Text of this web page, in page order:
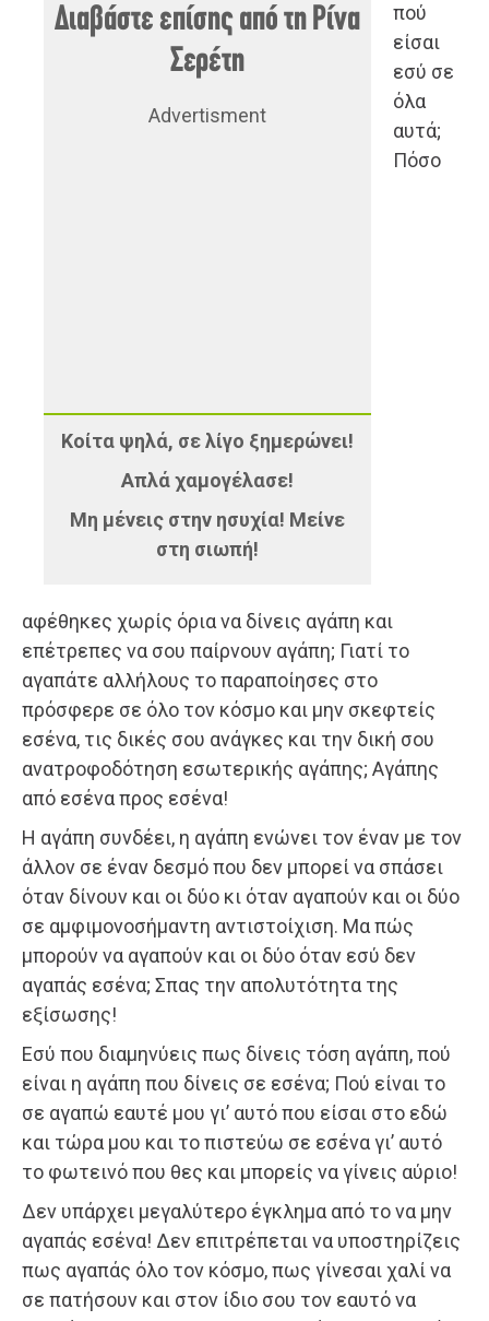
Διαβάστε επίσης από τη Ρίνα
Σερέτη
Advertisment
Κοίτα ψηλά, σε λίγο ξημερώνει!
Απλά χαμογέλασε!
Μη μένεις στην ησυχία! Μείνε
στη σιωπή!
πού
είσαι
εσύ σε
όλα
αυτά;
Πόσο
αφέθηκες χωρίς όρια να δίνεις αγάπη και
επέτρεπες να σου παίρνουν αγάπη; Γιατί το
αγαπάτε αλλήλους το παραποίησες στο
πρόσφερε σε όλο τον κόσμο και μην σκεφτείς
εσένα, τις δικές σου ανάγκες και την δική σου
ανατροφοδότηση εσωτερικής αγάπης; Αγάπης
από εσένα προς εσένα!
Η αγάπη συνδέει, η αγάπη ενώνει τον έναν με τον
άλλον σε έναν δεσμό που δεν μπορεί να σπάσει
όταν δίνουν και οι δύο κι όταν αγαπούν και οι δύο
σε αμφιμονοσήμαντη αντιστοίχιση. Μα πώς
μπορούν να αγαπούν και οι δύο όταν εσύ δεν
αγαπάς εσένα; Σπας την απολυτότητα της
εξίσωσης!
Εσύ που διαμηνύεις πως δίνεις τόση αγάπη, πού
είναι η αγάπη που δίνεις σε εσένα; Πού είναι το
σε αγαπώ εαυτέ μου γι’ αυτό που είσαι στο εδώ
και τώρα μου και το πιστεύω σε εσένα γι’ αυτό
το φωτεινό που θες και μπορείς να γίνεις αύριο!
Δεν υπάρχει μεγαλύτερο έγκλημα από το να μην
αγαπάς εσένα! Δεν επιτρέπεται να υποστηρίζεις
πως αγαπάς όλο τον κόσμο, πως γίνεσαι χαλί να
σε πατήσουν και στον ίδιο σου τον εαυτό να